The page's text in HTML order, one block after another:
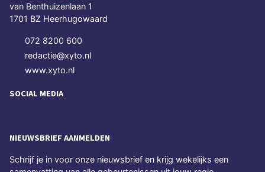
van Benthuizenlaan 1
1701 BZ Heerhugowaard
072 8200 600
redactie@xyto.nl
www.xyto.nl
SOCIAL MEDIA
NIEUWSBRIEF AANMELDEN
Schrijf je in voor onze nieuwsbrief en krijg wekelijks een